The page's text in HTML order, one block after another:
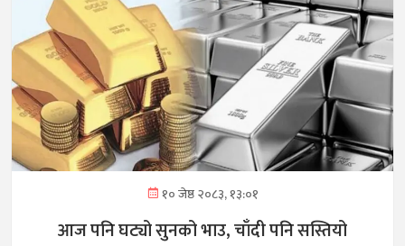
१० जेष्ठ २०८३, १३:०१
आज पनि घट्यो सुनको भाउ, चाँदी पनि सस्तियो